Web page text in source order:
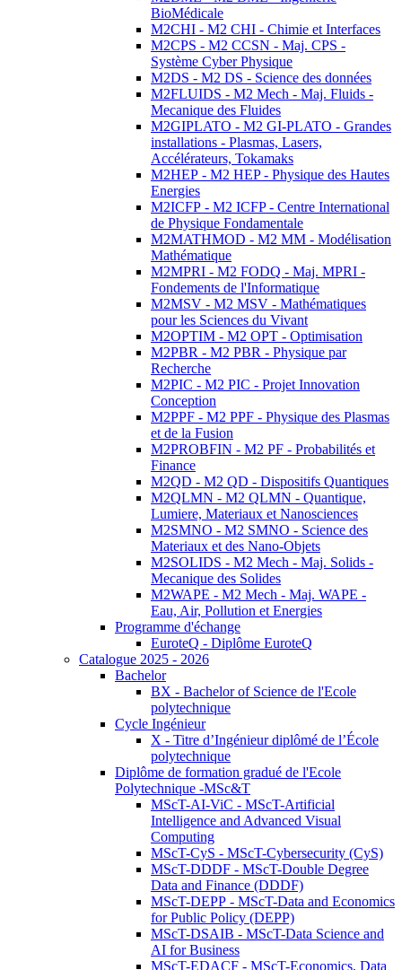
BioMédicale
M2CHI - M2 CHI - Chimie et Interfaces
M2CPS - M2 CCSN - Maj. CPS -
Système Cyber Physique
M2DS - M2 DS - Science des données
M2FLUIDS - M2 Mech - Maj. Fluids -
Mecanique des Fluides
M2GIPLATO - M2 GI-PLATO - Grandes
installations - Plasmas, Lasers,
Accélérateurs, Tokamaks
M2HEP - M2 HEP - Physique des Hautes
Energies
M2ICFP - M2 ICFP - Centre International
de Physique Fondamentale
M2MATHMOD - M2 MM - Modélisation
Mathématique
M2MPRI - M2 FODQ - Maj. MPRI -
Fondements de l'Informatique
M2MSV - M2 MSV - Mathématiques
pour les Sciences du Vivant
M2OPTIM - M2 OPT - Optimisation
M2PBR - M2 PBR - Physique par
Recherche
M2PIC - M2 PIC - Projet Innovation
Conception
M2PPF - M2 PPF - Physique des Plasmas
et de la Fusion
M2PROBFIN - M2 PF - Probabilités et
Finance
M2QD - M2 QD - Dispositifs Quantiques
M2QLMN - M2 QLMN - Quantique,
Lumiere, Materiaux et Nanosciences
M2SMNO - M2 SMNO - Science des
Materiaux et des Nano-Objets
M2SOLIDS - M2 Mech - Maj. Solids -
Mecanique des Solides
M2WAPE - M2 Mech - Maj. WAPE -
Eau, Air, Pollution et Energies
Programme d'échange
EuroteQ - Diplôme EuroteQ
Catalogue 2025 - 2026
Bachelor
BX - Bachelor of Science de l'Ecole
polytechnique
Cycle Ingénieur
X - Titre d’Ingénieur diplômé de l’École
polytechnique
Diplôme de formation gradué de l'Ecole
Polytechnique -MSc&T
MScT-AI-ViC - MScT-Artificial
Intelligence and Advanced Visual
Computing
MScT-CyS - MScT-Cybersecurity (CyS)
MScT-DDDF - MScT-Double Degree
Data and Finance (DDDF)
MScT-DEPP - MScT-Data and Economics
for Public Policy (DEPP)
MScT-DSAIB - MScT-Data Science and
AI for Business
MScT-EDACF - MScT-Economics, Data